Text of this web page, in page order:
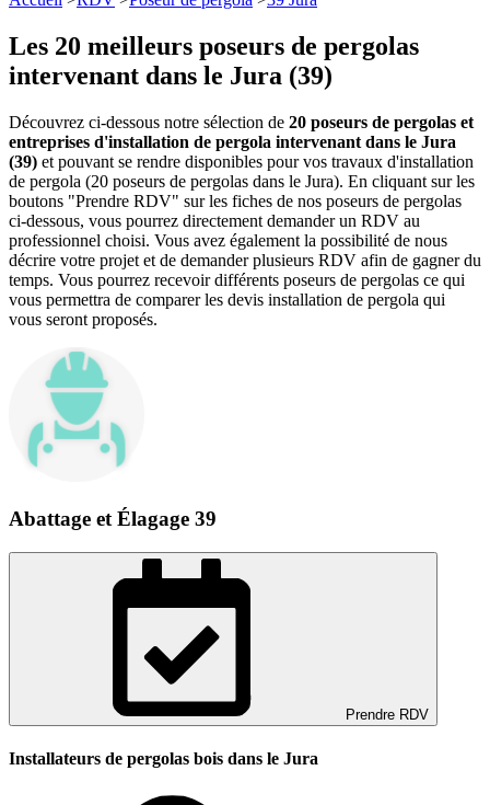
Les 20 meilleurs poseurs de pergolas
intervenant dans le Jura (39)
Découvrez ci-dessous notre sélection de 20 poseurs de pergolas et
entreprises d'installation de pergola intervenant dans le Jura
(39) et pouvant se rendre disponibles pour vos travaux d'installation
de pergola (20 poseurs de pergolas dans le Jura). En cliquant sur les
boutons "Prendre RDV" sur les fiches de nos poseurs de pergolas
ci-dessous, vous pourrez directement demander un RDV au
professionnel choisi. Vous avez également la possibilité de nous
décrire votre projet et de demander plusieurs RDV afin de gagner du
temps. Vous pourrez recevoir différents poseurs de pergolas ce qui
vous permettra de comparer les devis installation de pergola qui
vous seront proposés.
Abattage et Élagage 39
Prendre RDV
Installateurs de pergolas bois dans le Jura